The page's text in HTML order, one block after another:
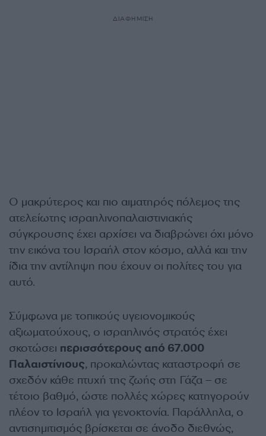
ΔΙΑΦΗΜΙΣΗ
Ο μακρύτερος και πιο αιματηρός πόλεμος της
ατελείωτης ισραηλινοπαλαιστινιακής
σύγκρουσης έχει αρχίσει να διαβρώνει όχι μόνο
την εικόνα του Ισραήλ στον κόσμο, αλλά και την
ίδια την αντίληψη που έχουν οι πολίτες του για
αυτό.
Σύμφωνα με τοπικούς υγειονομικούς
αξιωματούχους, ο ισραηλινός στρατός έχει
σκοτώσει περισσότερους από 67.000
Παλαιστίνιους, προκαλώντας καταστροφή σε
σχεδόν κάθε πτυχή της ζωής στη Γάζα – σε
τέτοιο βαθμό, ώστε πολλές χώρες κατηγορούν
πλέον το Ισραήλ για γενοκτονία. Παράλληλα, ο
αντισημιτισμός βρίσκεται σε άνοδο διεθνώς,